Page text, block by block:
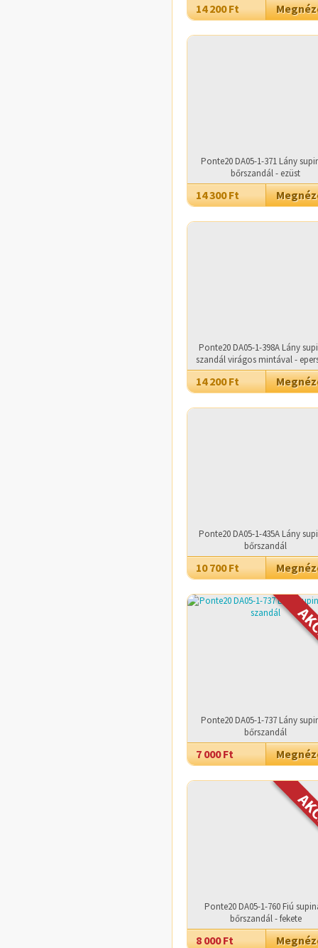
14 200 Ft
Ponte20 DA05-1-371 Lány
bőrszandál - ezüst
14 300 Ft
Ponte20 DA05-1-398A Lány
szandál virágos mintával -
14 200 Ft
Ponte20 DA05-1-435A Lány
bőrszandál
10 700 Ft
Ponte20 DA05-1-737 Lány
bőrszandál
7 000 Ft
Ponte20 DA05-1-760 Fiú
bőrszandál - fekete
8 000 Ft